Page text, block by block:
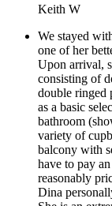
Keith W
We stayed
one of her
Upon arrival,
consisting of
double ringed
as a basic
bathroom
variety of
balcony with
have to pay
reasonably
Dina